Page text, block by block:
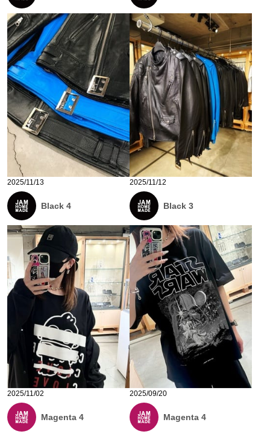
2025/11/13
Black 4
2025/11/12
Black 3
2025/11/02
Magenta 4
2025/09/20
Magenta 4